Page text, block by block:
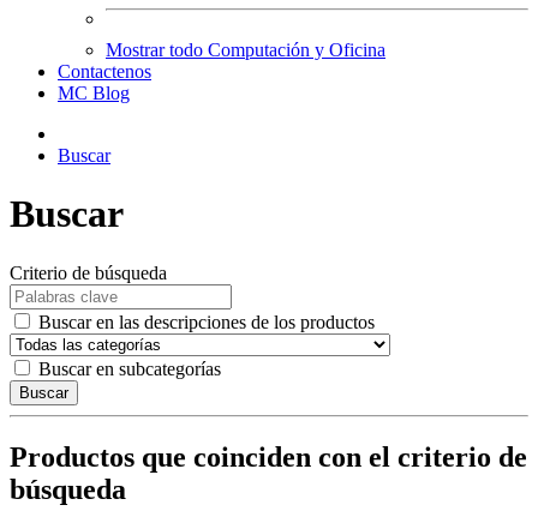
Mostrar todo Computación y Oficina
Contactenos
MC Blog
Buscar
Buscar
Criterio de búsqueda
Buscar en las descripciones de los productos
Buscar en subcategorías
Buscar
Productos que coinciden con el criterio de
búsqueda